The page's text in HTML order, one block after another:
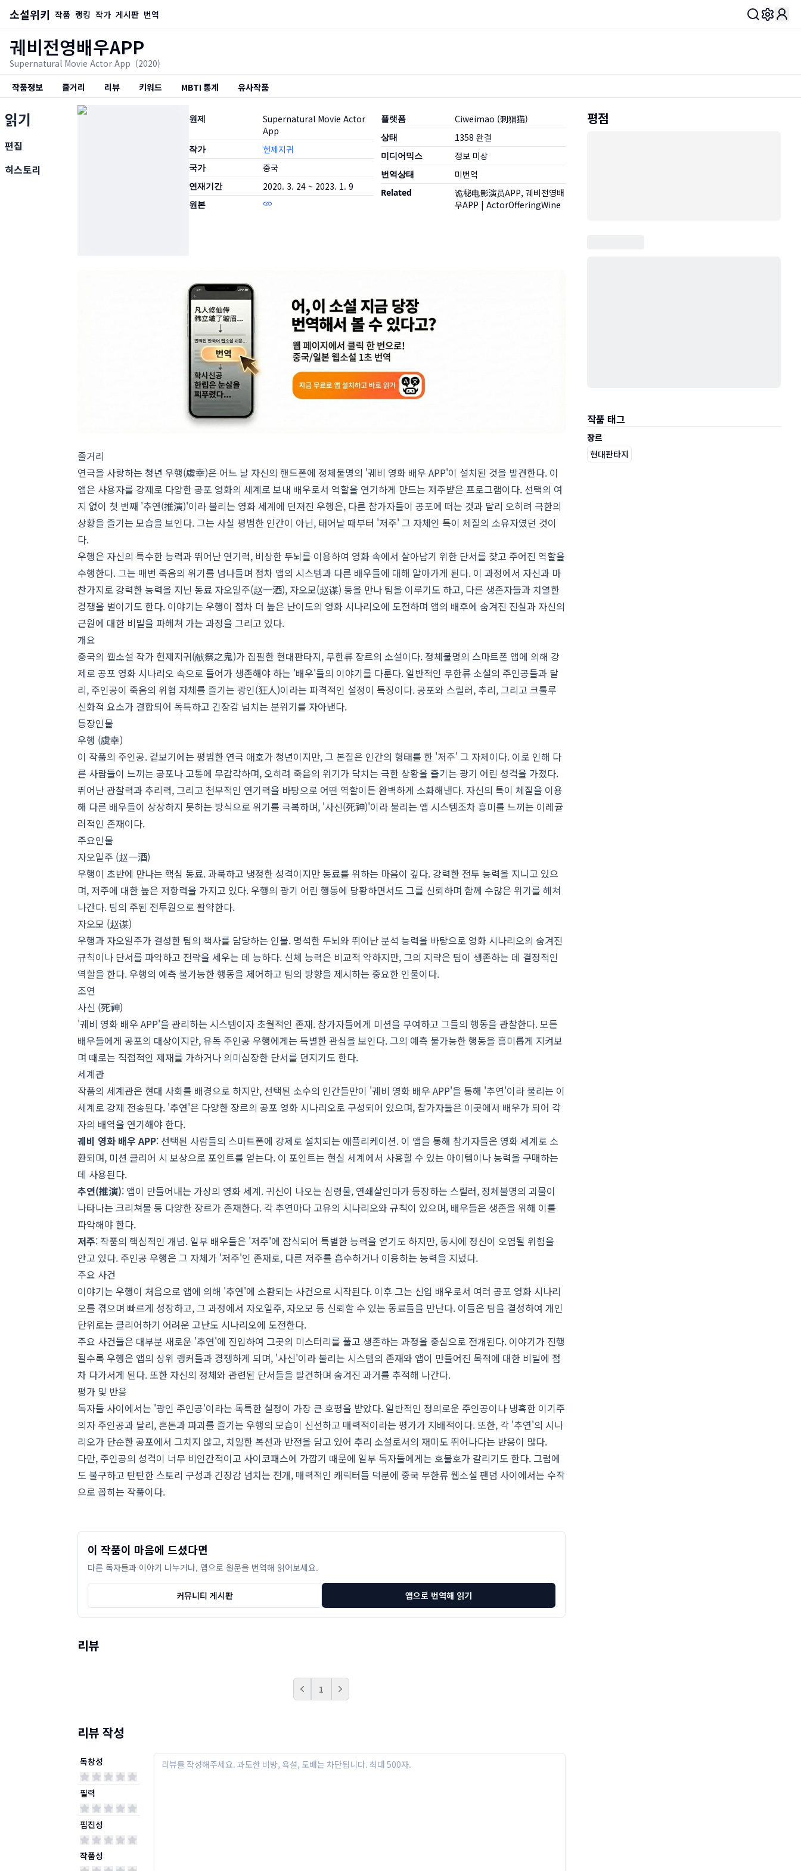
소설위키 작품 랭킹 작가 게시판 번역 Toggle
읽기
편집
히스토리
궤비전영배우APP
Supernatural Movie Actor App (2020)
작품정보
줄거리 리뷰 키워드 MBTI 통계 유사작품
원제
Supernatural Movie Actor
App
작가 헌제지귀
국가 중국
연재기간 2020. 3. 24 ~ 2023. 1. 9
원본
플랫폼 Ciweimao (刺猬猫)
상태 1358 완결
미디어믹스 정보 미상
번역상태 미번역
Related
诡秘电影演员APP, 궤비전영배
우APP | ActorOfferingWine
줄거리
연극을 사랑하는 청년 우행(虞幸)은 어느 날 자신의 핸드폰에 정체불명의 '궤비 영화 배우 APP'이 설치된 것을 발견한다. 이
앱은 사용자를 강제로 다양한 공포 영화의 세계로 보내 배우로서 역할을 연기하게 만드는 저주받은 프로그램이다. 선택의 여
지 없이 첫 번째 '추연(推演)'이라 불리는 영화 세계에 던져진 우행은, 다른 참가자들이 공포에 떠는 것과 달리 오히려 극한의
상황을 즐기는 모습을 보인다. 그는 사실 평범한 인간이 아닌, 태어날 때부터 '저주' 그 자체인 특이 체질의 소유자였던 것이
다.
우행은 자신의 특수한 능력과 뛰어난 연기력, 비상한 두뇌를 이용하여 영화 속에서 살아남기 위한 단서를 찾고 주어진 역할을
수행한다. 그는 매번 죽음의 위기를 넘나들며 점차 앱의 시스템과 다른 배우들에 대해 알아가게 된다. 이 과정에서 자신과 마
찬가지로 강력한 능력을 지닌 동료 자오일주(赵一酒), 자오모(赵谋) 등을 만나 팀을 이루기도 하고, 다른 생존자들과 치열한
경쟁을 벌이기도 한다. 이야기는 우행이 점차 더 높은 난이도의 영화 시나리오에 도전하며 앱의 배후에 숨겨진 진실과 자신의
근원에 대한 비밀을 파헤쳐 가는 과정을 그리고 있다.
개요
중국의 웹소설 작가 헌제지귀(献祭之鬼)가 집필한 현대판타지, 무한류 장르의 소설이다. 정체불명의 스마트폰 앱에 의해 강
제로 공포 영화 시나리오 속으로 들어가 생존해야 하는 '배우'들의 이야기를 다룬다. 일반적인 무한류 소설의 주인공들과 달
리, 주인공이 죽음의 위협 자체를 즐기는 광인(狂人)이라는 파격적인 설정이 특징이다. 공포와 스릴러, 추리, 그리고 크툴루
신화적 요소가 결합되어 독특하고 긴장감 넘치는 분위기를 자아낸다.
등장인물
우행 (虞幸)
이 작품의 주인공. 겉보기에는 평범한 연극 애호가 청년이지만, 그 본질은 인간의 형태를 한 '저주' 그 자체이다. 이로 인해 다
른 사람들이 느끼는 공포나 고통에 무감각하며, 오히려 죽음의 위기가 닥치는 극한 상황을 즐기는 광기 어린 성격을 가졌다.
뛰어난 관찰력과 추리력, 그리고 천부적인 연기력을 바탕으로 어떤 역할이든 완벽하게 소화해낸다. 자신의 특이 체질을 이용
해 다른 배우들이 상상하지 못하는 방식으로 위기를 극복하며, '사신(死神)'이라 불리는 앱 시스템조차 흥미를 느끼는 이레귤
러적인 존재이다.
주요인물
자오일주 (赵一酒)
우행이 초반에 만나는 핵심 동료. 과묵하고 냉정한 성격이지만 동료를 위하는 마음이 깊다. 강력한 전투 능력을 지니고 있으
며, 저주에 대한 높은 저항력을 가지고 있다. 우행의 광기 어린 행동에 당황하면서도 그를 신뢰하며 함께 수많은 위기를 헤쳐
나간다. 팀의 주된 전투원으로 활약한다.
자오모 (赵谋)
우행과 자오일주가 결성한 팀의 책사를 담당하는 인물. 명석한 두뇌와 뛰어난 분석 능력을 바탕으로 영화 시나리오의 숨겨진
규칙이나 단서를 파악하고 전략을 세우는 데 능하다. 신체 능력은 비교적 약하지만, 그의 지략은 팀이 생존하는 데 결정적인
역할을 한다. 우행의 예측 불가능한 행동을 제어하고 팀의 방향을 제시하는 중요한 인물이다.
조연
사신 (死神)
'궤비 영화 배우 APP'을 관리하는 시스템이자 초월적인 존재. 참가자들에게 미션을 부여하고 그들의 행동을 관찰한다. 모든
배우들에게 공포의 대상이지만, 유독 주인공 우행에게는 특별한 관심을 보인다. 그의 예측 불가능한 행동을 흥미롭게 지켜보
며 때로는 직접적인 제재를 가하거나 의미심장한 단서를 던지기도 한다.
세계관
작품의 세계관은 현대 사회를 배경으로 하지만, 선택된 소수의 인간들만이 '궤비 영화 배우 APP'을 통해 '추연'이라 불리는 이
세계로 강제 전송된다. '추연'은 다양한 장르의 공포 영화 시나리오로 구성되어 있으며, 참가자들은 이곳에서 배우가 되어 각
자의 배역을 연기해야 한다.
궤비 영화 배우 APP: 선택된 사람들의 스마트폰에 강제로 설치되는 애플리케이션. 이 앱을 통해 참가자들은 영화 세계로 소
환되며, 미션 클리어 시 보상으로 포인트를 얻는다. 이 포인트는 현실 세계에서 사용할 수 있는 아이템이나 능력을 구매하는
데 사용된다.
추연(推演): 앱이 만들어내는 가상의 영화 세계. 귀신이 나오는 심령물, 연쇄살인마가 등장하는 스릴러, 정체불명의 괴물이
나타나는 크리쳐물 등 다양한 장르가 존재한다. 각 추연마다 고유의 시나리오와 규칙이 있으며, 배우들은 생존을 위해 이를
파악해야 한다.
저주: 작품의 핵심적인 개념. 일부 배우들은 '저주'에 잠식되어 특별한 능력을 얻기도 하지만, 동시에 정신이 오염될 위험을
안고 있다. 주인공 우행은 그 자체가 '저주'인 존재로, 다른 저주를 흡수하거나 이용하는 능력을 지녔다.
주요 사건
이야기는 우행이 처음으로 앱에 의해 '추연'에 소환되는 사건으로 시작된다. 이후 그는 신입 배우로서 여러 공포 영화 시나리
오를 겪으며 빠르게 성장하고, 그 과정에서 자오일주, 자오모 등 신뢰할 수 있는 동료들을 만난다. 이들은 팀을 결성하여 개인
단위로는 클리어하기 어려운 고난도 시나리오에 도전한다.
주요 사건들은 대부분 새로운 '추연'에 진입하여 그곳의 미스터리를 풀고 생존하는 과정을 중심으로 전개된다. 이야기가 진행
될수록 우행은 앱의 상위 랭커들과 경쟁하게 되며, '사신'이라 불리는 시스템의 존재와 앱이 만들어진 목적에 대한 비밀에 점
차 다가서게 된다. 또한 자신의 정체와 관련된 단서들을 발견하며 숨겨진 과거를 추적해 나간다.
평가 및 반응
독자들 사이에서는 '광인 주인공'이라는 독특한 설정이 가장 큰 호평을 받았다. 일반적인 정의로운 주인공이나 냉혹한 이기주
의자 주인공과 달리, 혼돈과 파괴를 즐기는 우행의 모습이 신선하고 매력적이라는 평가가 지배적이다. 또한, 각 '추연'의 시나
리오가 단순한 공포에서 그치지 않고, 치밀한 복선과 반전을 담고 있어 추리 소설로서의 재미도 뛰어나다는 반응이 많다.
다만, 주인공의 성격이 너무 비인간적이고 사이코패스에 가깝기 때문에 일부 독자들에게는 호불호가 갈리기도 한다. 그럼에
도 불구하고 탄탄한 스토리 구성과 긴장감 넘치는 전개, 매력적인 캐릭터들 덕분에 중국 무한류 웹소설 팬덤 사이에서는 수작
으로 꼽히는 작품이다.
이 작품이 마음에 드셨다면
다른 독자들과 이야기 나누거나, 앱으로 원문을 번역해 읽어보세요.
커뮤니티 게시판 앱으로 번역해 읽기
리뷰
Prev 1 Next
리뷰 작성
독창성
필력
핍진성
작품성
평점
작품 태그
장르
현대판타지